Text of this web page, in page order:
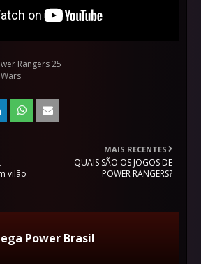
Rangers 25
MAIS RECENTES
QUAIS SÃO OS JOGOS DE
POWER RANGERS?
vilão
Power Brasil